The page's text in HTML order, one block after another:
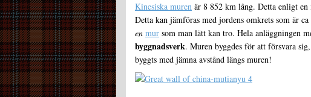
Kinesiska muren är 8 852 km lång. Detta enligt
Detta kan jämföras med jordens omkrets som är
en mur som man lätt kan tro. Hela anläggningen
byggnadsverk. Muren byggdes för att försvara
byggts med jämna avstånd längs muren!